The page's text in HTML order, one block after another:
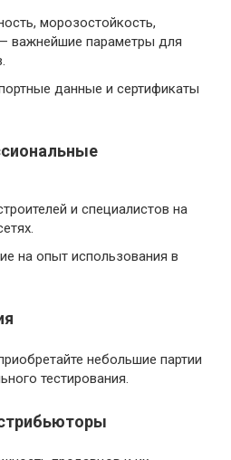
морозостойкость,
важнейшие параметры для
данные и сертификаты
и специалистов на
на опыт использования в
небольшие партии
тестирования.